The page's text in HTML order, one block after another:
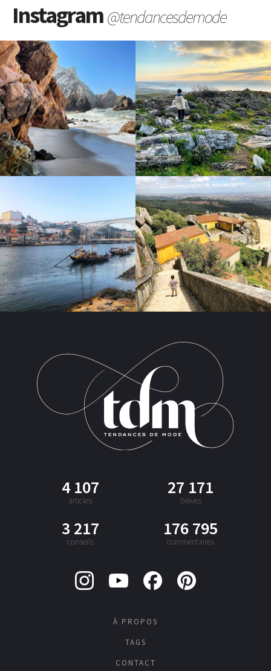
Instagram@tendancesdemode
4 107
articles
27 171
brèves
3 217
conseils
176 795
commentaires
À PROPOS
TAGS
CONTACT